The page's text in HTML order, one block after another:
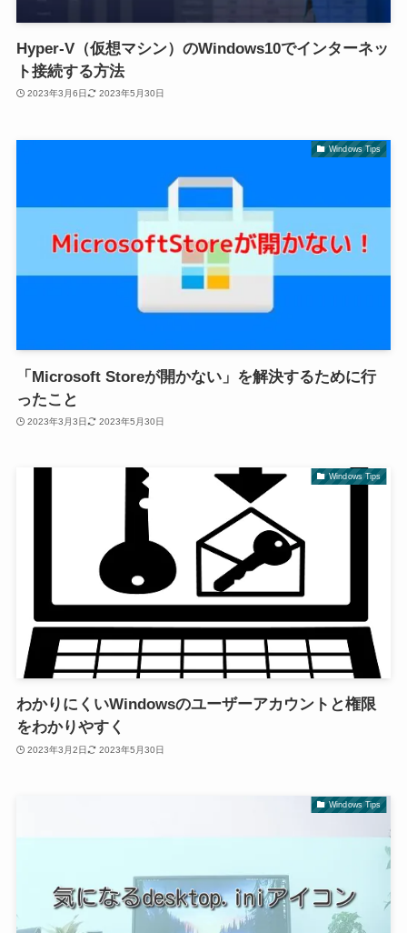
Hyper-V（仮想マシン）のWindows10でインターネッ
ト接続する方法
2023年3月6日 2023年5月30日
Windows Tips
「Microsoft Storeが開かない」を解決するために行
ったこと
2023年3月3日 2023年5月30日
Windows Tips
わかりにくいWindowsのユーザーアカウントと権限
をわかりやすく
2023年3月2日 2023年5月30日
Windows Tips